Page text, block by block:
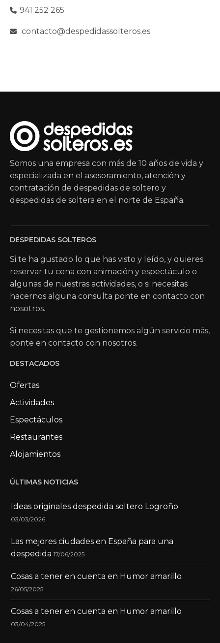
941 252 265
contacto@despedidassolteros.es
Somos una empresa con más de 10 años de vida y
especializada en el asesoramiento, atención y
contratación de despedidas de soltero y
despedidas de soltera en el norte de España.
DESPEDIDAS SOLTEROS
Si te ha gustado lo que has visto y leído, y quieres
reservar tu cena con animación y espectáculo o
algunas de nuestras actividades, o si necesitas
hacernos alguna consulta ponte en contacto con
nosotros.
Si necesitas que te gestionemos algún servicio más,
ponte en contacto con nosotros.
DESTACADOS
Ofertas
Actividades
Espectáculos
Restaurantes
Alojamientos
ÚLTIMAS NOTICIAS
Ideas originales despedida soltero Logroño
03/03/2026
Las mejores ciudades en España para una
despedida 17/06/2025
Cosas a tener en cuenta en Humor amarillo
26/05/2025
Cosas a tener en cuenta en Humor amarillo
03/04/2025